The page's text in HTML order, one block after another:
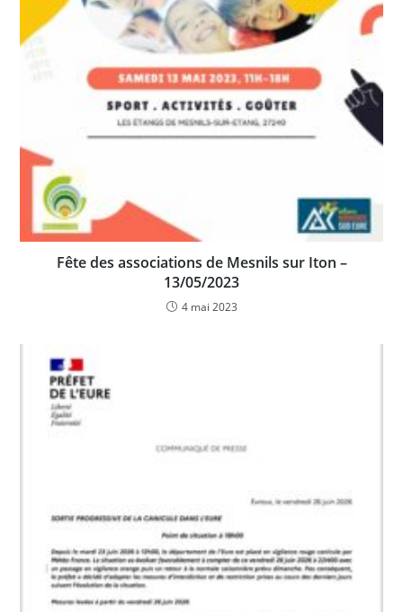
Fête des associations de Mesnils sur Iton –
13/05/2023
4 mai 2023